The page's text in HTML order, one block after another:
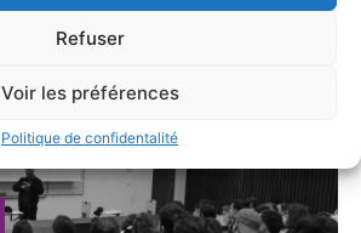
Refuser
Voir les préférences
Politique de confidentalité